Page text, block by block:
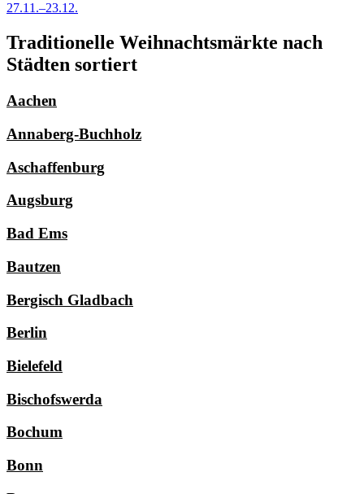
27.11.–23.12.
Traditionelle Weihnachtsmärkte nach
Städten sortiert
Aachen
Annaberg-Buchholz
Aschaffenburg
Augsburg
Bad Ems
Bautzen
Bergisch Gladbach
Berlin
Bielefeld
Bischofswerda
Bochum
Bonn